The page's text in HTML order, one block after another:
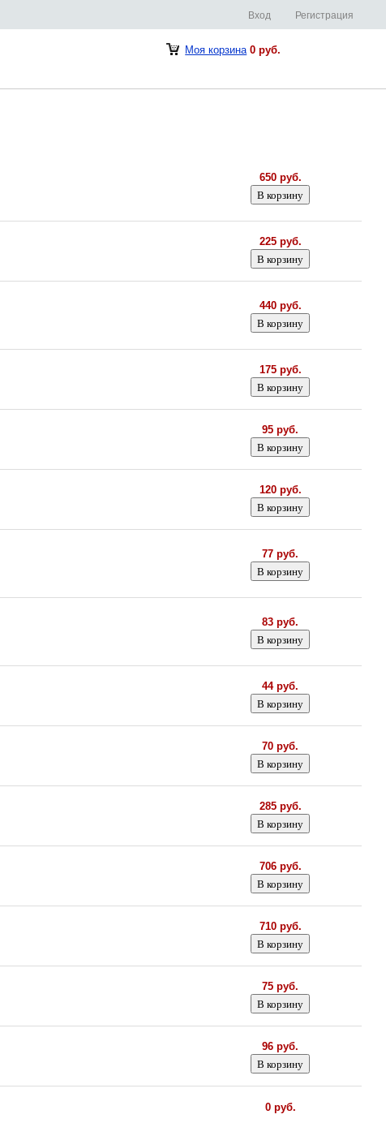
Регистрация
Вход
Моя корзина 0 руб.
650 руб.
225 руб.
440 руб.
175 руб.
95 руб.
120 руб.
77 руб.
83 руб.
44 руб.
70 руб.
285 руб.
706 руб.
710 руб.
75 руб.
96 руб.
0 руб.